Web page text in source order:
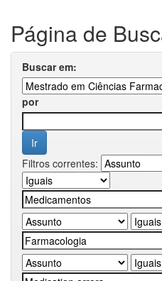
Página de
Buscar em:
por
Filtros correntes: